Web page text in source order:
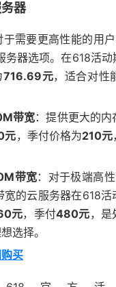
器
于需要更高性能的用
务器选项。在618活
716.69元，适合对性
带宽：提供更大的
元，季付价格为210元
带宽：对于极端高
宽的云服务器在618活
元，季付480元，是
选择。
买